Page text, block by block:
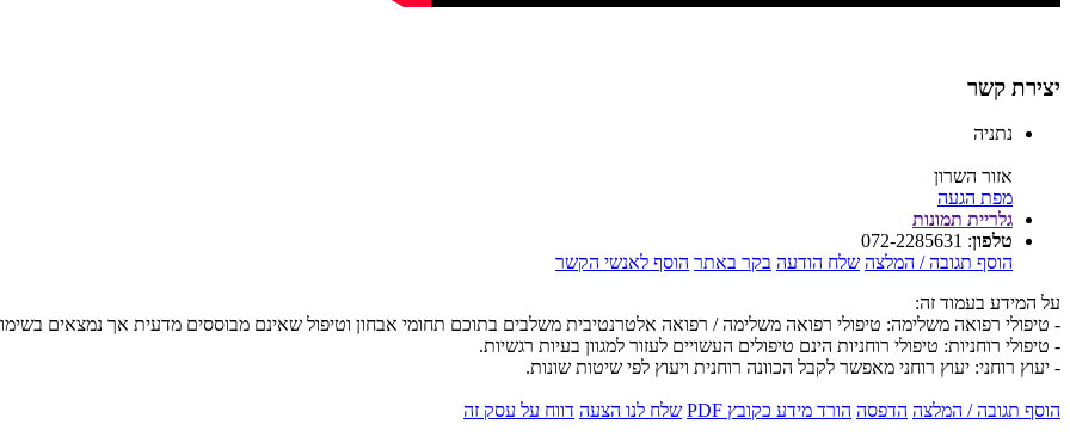
יצירת קשר
נתניה
אזור השרון
מפת הגעה
גלריית תמונות
טלפון:
072-2285631
הוסף תגובה / המלצה שלח הודעה בקר באתר הוסף לאנשי הקשר
על המידע בעמוד זה:
- טיפולי רפואה משלימה: טיפולי רפואה משלימה / רפואה אלטרנטיבית משלבים בתוכם תחומי אבחון וטיפול שאינם מבוססים מדעית אך נמצאים
- טיפולי רוחניות: טיפולי רוחניות הינם טיפולים העשויים לעזור למגוון בעיות רגשיות.
- יעוץ רוחני: יעוץ רוחני מאפשר לקבל הכוונה רוחנית ויעוץ לפי שיטות שונות.
הוסף תגובה / המלצה הדפסה הורד מידע כקובץ PDF שלח לנו הצעה דווח על עסק זה